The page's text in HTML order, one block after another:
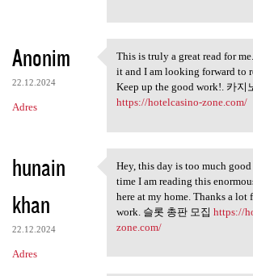
Anonim
22.12.2024
Adres
This is truly a great read
This is truly a great read for
it and I am looking forward to
Keep up the good work!. 카지
https://hotelcasino-zone.com/
hunain
khan
22.12.2024
Adres
Hey, this day is too
Hey, this day is too much
time I am reading this
here at my home. Thanks a lot
work. 슬롯 총판 모집 https://
zone.com/